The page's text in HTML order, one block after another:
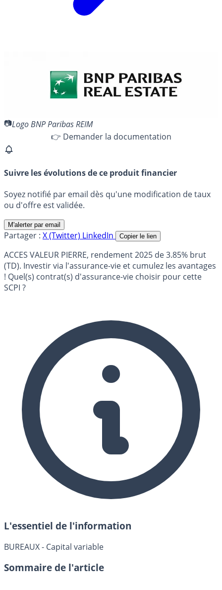
Logo BNP Paribas REIM
👉 Demander la documentation
Suivre les évolutions de ce produit financier
Soyez notifié par email dès qu'une modification de taux
ou d'offre est validée.
M'alerter par email
Partager : X (Twitter) LinkedIn Copier le lien
ACCES VALEUR PIERRE, rendement 2025 de 3.85% brut
(TD). Investir via l'assurance-vie et cumulez les avantages
! Quel(s) contrat(s) d'assurance-vie choisir pour cette
SCPI ?
L'essentiel de l'information
BUREAUX - Capital variable
Sommaire de l'article